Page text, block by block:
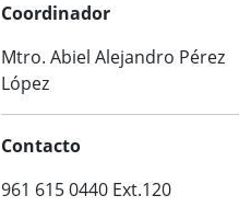
Coordinador
Mtro. Abiel Alejandro Pérez
López
Contacto
961 615 0440 Ext.120